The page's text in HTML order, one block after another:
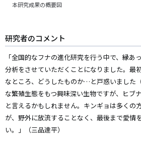
本研究成果の概要図
研究者のコメント
「全国的なフナの進化研究を行う中で、縁あ
分析をさせていただくことになりました。最
なところ、どうしたものか…と戸惑いました
な繁殖生態をもつ興味深い生物ですが、ヒブ
と言えるかもしれません。キンギョは多くの
が、野外に放流することなく、最後まで愛情
い。」（三品達平）